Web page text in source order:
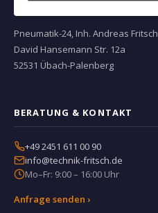
Pneumatik-24, Inh. Andreas Fritsch
David Hansemann Str. 12a
52531 Übach-Palenberg
BERATUNG & KONTAKT
+49 2451 611 00 90
info@technik-fritsch.de
Mo–Fr: 9:00 – 16:00 Uhr
Anfrage senden ›